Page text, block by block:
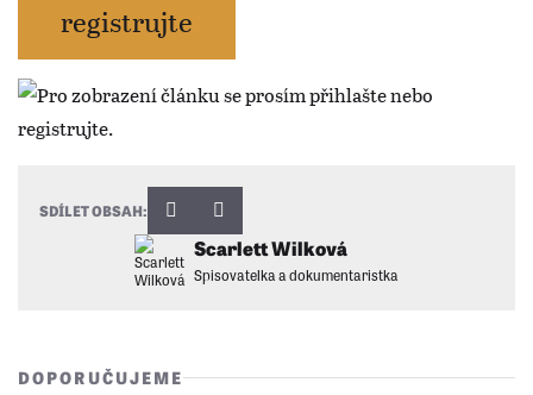
registrujte
Scarlett Wilková
Spisovatelka a dokumentaristka
SDÍLET OBSAH:
DOPORUČUJEME